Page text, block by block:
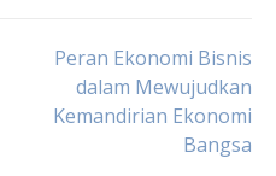
Peran Ekonomi Bisnis
dalam Mewujudkan
Kemandirian Ekonomi
Bangsa